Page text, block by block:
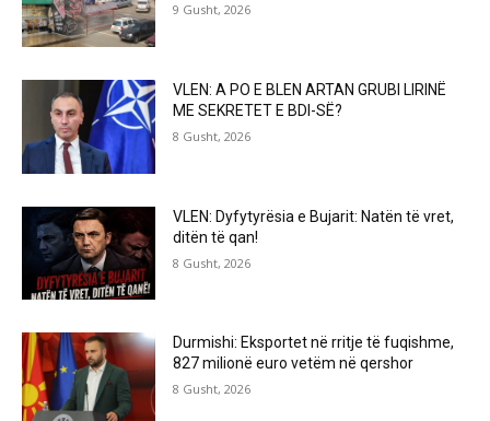
9 Gusht, 2026
VLEN: A PO E BLEN ARTAN GRUBI LIRINË
ME SEKRETET E BDI-SË?
8 Gusht, 2026
VLEN: Dyfytyrësia e Bujarit: Natën të vret,
ditën të qan!
8 Gusht, 2026
Durmishi: Eksportet në rritje të fuqishme,
827 milionë euro vetëm në qershor
8 Gusht, 2026